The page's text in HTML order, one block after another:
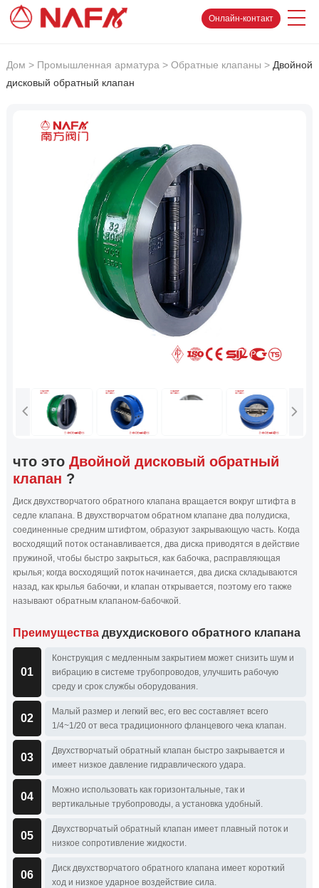
Онлайн-контакт
Дом > Промышленная арматура > Обратные клапаны > Двойной
дисковый обратный клапан
что это Двойной дисковый обратный
клапан ?
Диск двухстворчатого обратного клапана вращается вокруг штифта в
седле клапана. В двухстворчатом обратном клапане два полудиска,
соединенные средним штифтом, образуют закрывающую часть. Когда
восходящий поток останавливается, два диска приводятся в действие
пружиной, чтобы быстро закрыться, как бабочка, расправляющая
крылья; когда восходящий поток начинается, два диска складываются
назад, как крылья бабочки, и клапан открывается, поэтому его также
называют обратным клапаном-бабочкой.
Преимуществадвухдискового обратного клапана
01
Конструкция с медленным закрытием может снизить шум и
вибрацию в системе трубопроводов, улучшить рабочую
среду и срок службы оборудования.
02
Малый размер и легкий вес, его вес составляет всего
1/4~1/20 от веса традиционного фланцевого чека клапан.
03
Двухстворчатый обратный клапан быстро закрывается и
имеет низкое давление гидравлического удара.
04
Можно использовать как горизонтальные, так и
вертикальные трубопроводы, а установка удобный.
05
Двухстворчатый обратный клапан имеет плавный поток и
низкое сопротивление жидкости.
06
Диск двухстворчатого обратного клапана имеет короткий
ход и низкое ударное воздействие сила.